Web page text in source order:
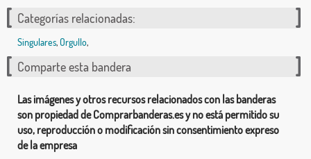
Categorías relacionadas:
Singulares,Orgullo,
Comparte esta bandera
Las imágenes y otros recursos relacionados con las banderas
son propiedad de Comprarbanderas.es y no está permitido su
uso, reproducción o modificación sin consentimiento expreso
de la empresa